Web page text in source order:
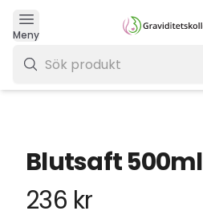
Meny
Blutsaft 500ml
236 kr